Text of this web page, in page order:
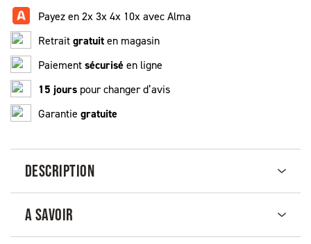
Payez en 2x 3x 4x 10x avec Alma
Retraitgratuiten magasin
Paiementsécurisé en ligne
15 jours pour changer d’avis
Garantie gratuite
DESCRIPTION
A SAVOIR